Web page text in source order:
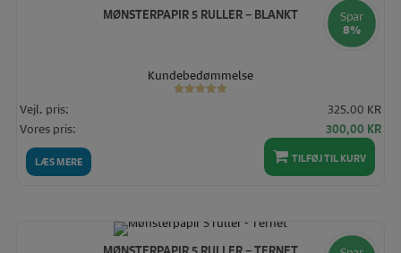
Spar
8%
MØNSTERPAPIR 5 RULLER – BLANKT
Kundebedømmelse
LÆS MERE
Vejl. pris:
325.00 KR
Vores pris:
Den
oprindelige
pris
var:
300,00 KRDen
TILFØJ TIL KURV